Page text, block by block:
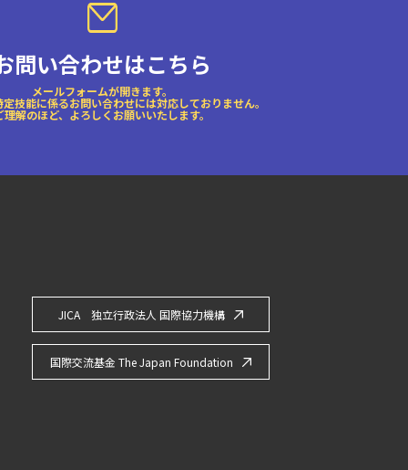
問い合わせはこちら
メールフォームが開きます。
技能に係るお問い合わせには対応しておりません。
理解のほど、よろしくお願いいたします。
JICA 独立行政法人 国際協力機構
国際交流基金 The Japan Foundation